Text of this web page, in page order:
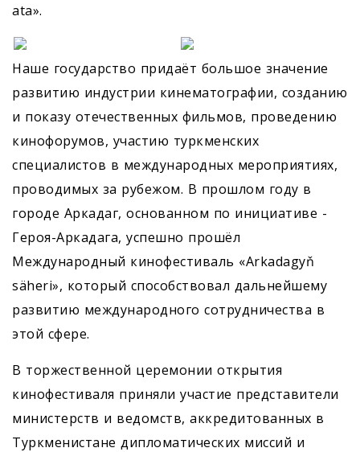
ata».
Наше государство придаёт большое значение
развитию индустрии кинематографии, созданию
и показу отечественных фильмов, проведению
кинофорумов, участию туркменских
специалистов в международных мероприятиях,
проводимых за рубежом. В прошлом году в
городе Аркадаг, основанном по инициативе ­
Героя-Аркадага, успешно прошёл
Международный кинофестиваль «Arkadagyň
säheri», который способствовал дальнейшему
развитию международного сотрудничества в
этой сфере.
В торжественной церемонии открытия
кинофестиваля приняли участие представители
министерств и ведомств, аккредитованных в
Туркменистане дипломатических миссий и